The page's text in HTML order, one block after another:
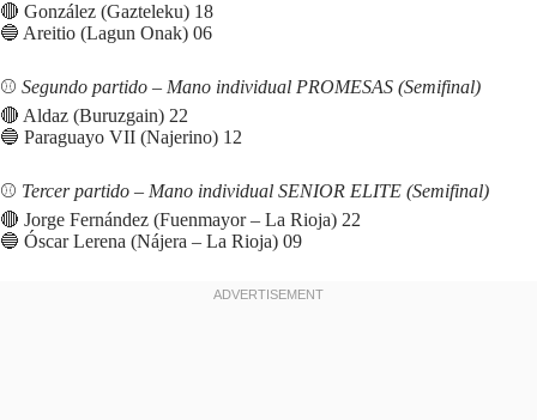
🔴 González (Gazteleku) 18
🔵 Areitio (Lagun Onak) 06
⚾️ Segundo partido – Mano individual PROMESAS (Semifinal)
🔴 Aldaz (Buruzgain) 22
🔵 Paraguayo VII (Najerino) 12
⚾️ Tercer partido – Mano individual SENIOR ELITE (Semifinal)
🔴 Jorge Fernández (Fuenmayor – La Rioja) 22
🔵 Óscar Lerena (Nájera – La Rioja) 09